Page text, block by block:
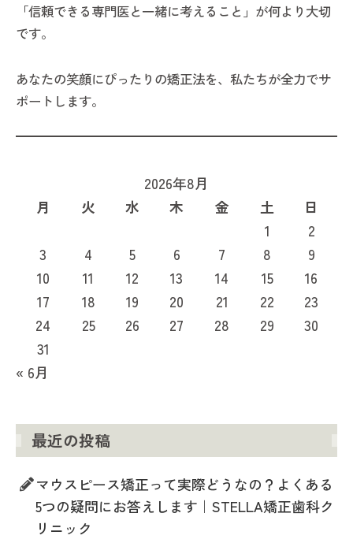
「信頼できる専門医と一緒に考えること」が何より大切
です。
あなたの笑顔にぴったりの矯正法を、私たちが全力でサ
ポートします。
2026年8月
月
火 水 木 金 土
日
1
2
3
4 5 6 7 8
9
10
11 12 13 14 15
16
17
18 19 20 21 22
23
24
25 26 27 28 29
30
31
« 6月
最近の投稿
マウスピース矯正って実際どうなの？よくある
5つの疑問にお答えします｜STELLA矯正歯科ク
リニック